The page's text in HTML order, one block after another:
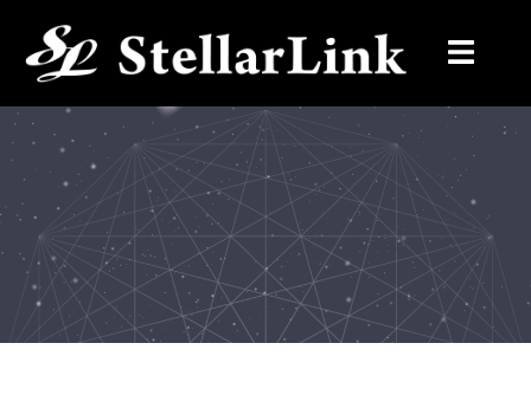
ン
へ
ッ